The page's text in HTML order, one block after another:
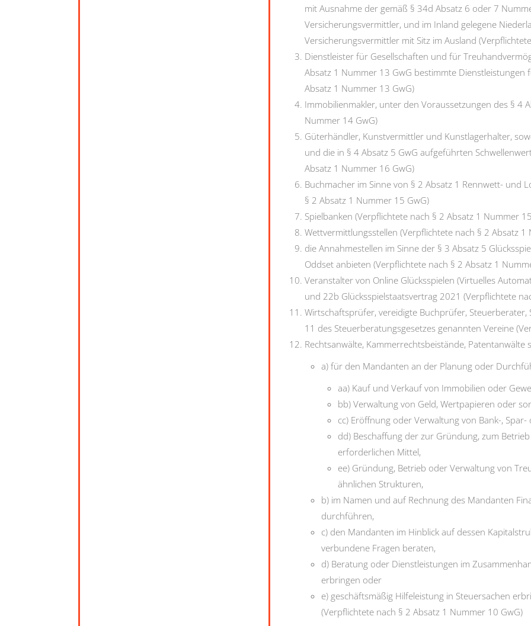
mit Ausnahme der gemäß § 34d Absatz 6 oder 7
Versicherungsvermittler, und im Inland gelegene
Versicherungsvermittler mit Sitz im Ausland
Dienstleister für Gesellschaften und für
Absatz 1 Nummer 13 GwG bestimmte Dienstleistungen
Absatz 1 Nummer 13 GwG)
Immobilienmakler, unter den Voraussetzungen des § 4
Nummer 14 GwG)
Güterhändler, Kunstvermittler und Kunstlagerhalter,
und die in § 4 Absatz 5 GwG aufgeführten
Absatz 1 Nummer 16 GwG)
Buchmacher im Sinne von § 2 Absatz 1 Rennwett- und
§ 2 Absatz 1 Nummer 15 GwG)
Spielbanken (Verpflichtete nach § 2 Absatz 1 Nummer 15
Wettvermittlungsstellen (Verpflichtete nach § 2 Absatz 1
die Annahmestellen im Sinne der § 3 Absatz 5
Oddset anbieten (Verpflichtete nach § 2 Absatz 1
Veranstalter von Online Glücksspielen (Virtuelles
und 22b Glücksspielstaatsvertrag 2021 (Verpflichtete
Wirtschaftsprüfer, vereidigte Buchprüfer, Steuerberater,
11 des Steuerberatungsgesetzes genannten Vereine
Rechtsanwälte, Kammerrechtsbeistände, Patentanwälte
a) für den Mandanten an der Planung oder
aa) Kauf und Verkauf von Immobilien oder
bb) Verwaltung von Geld, Wertpapieren oder
cc) Eröffnung oder Verwaltung von Bank-, Spar-
dd) Beschaffung der zur Gründung, zum
erforderlichen Mittel,
ee) Gründung, Betrieb oder Verwaltung von
ähnlichen Strukturen,
b) im Namen und auf Rechnung des Mandanten
durchführen,
c) den Mandanten im Hinblick auf dessen
verbundene Fragen beraten,
d) Beratung oder Dienstleistungen im
erbringen oder
e) geschäftsmäßig Hilfeleistung in Steuersachen
(Verpflichtete nach § 2 Absatz 1 Nummer 10 GwG)